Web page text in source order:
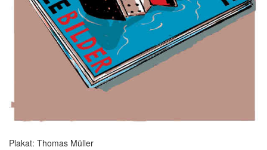
Plakat: Thomas Müller